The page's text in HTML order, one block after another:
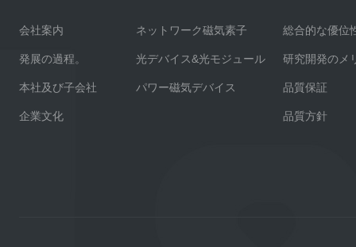
会社案内
発展の過程。
本社及び子会社
企業文化
ネットワーク磁気素子
光デバイス&光モジュール
パワー磁気デバイス
総合的な優位
研究開発のメ
品質保証
品質方針